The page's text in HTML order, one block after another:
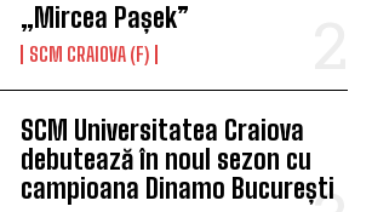
„Mircea Pașek”
SCM CRAIOVA (F)
SCM Universitatea Craiova
debutează în noul sezon cu
campioana Dinamo București